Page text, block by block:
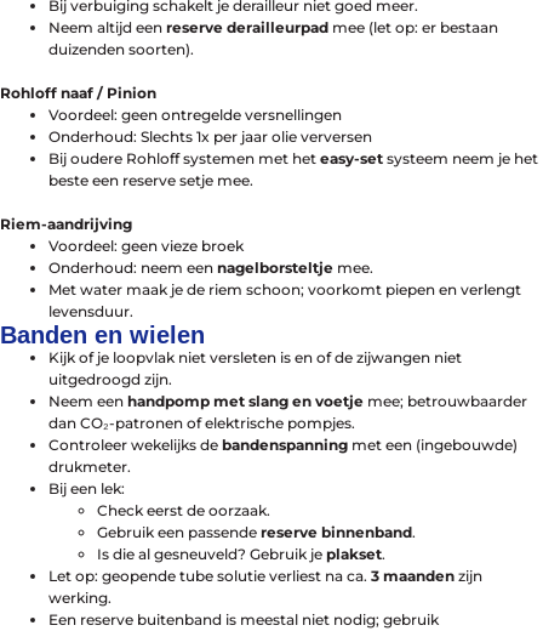
Help mij bij
het
van een fiets
Maak een afspraak
Over ons
Contact
De winkel
Blog
kiezen
Maak een afspraak
Bij verbuiging schakelt je derailleur niet goed meer.
Neem altijd een reserve derailleurpad mee (let op: er bestaan
duizenden soorten).
Rohloff naaf / Pinion
Voordeel: geen ontregelde versnellingen
Onderhoud: Slechts 1x per jaar olie verversen
Bij oudere Rohloff systemen met het easy-set systeem neem je het
beste een reserve setje mee.
Riem-aandrijving
Voordeel: geen vieze broek
Onderhoud: neem een nagelborsteltje mee.
Met water maak je de riem schoon; voorkomt piepen en verlengt
levensduur.
Banden en wielen
Kijk of je loopvlak niet versleten is en of de zijwangen niet
uitgedroogd zijn.
Neem een handpomp met slang en voetje mee; betrouwbaarder
dan CO₂-patronen of elektrische pompjes.
Controleer wekelijks de bandenspanning met een (ingebouwde)
drukmeter.
Bij een lek:
Check eerst de oorzaak.
Gebruik een passende reserve binnenband.
Is die al gesneuveld? Gebruik je plakset.
Let op: geopende tube solutie verliest na ca. 3 maanden zijn
werking.
Een reserve buitenband is meestal niet nodig; gebruik